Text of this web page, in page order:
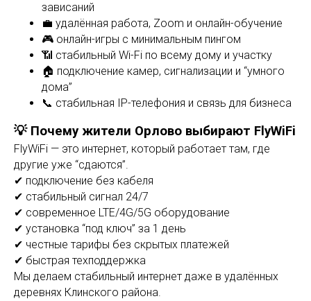
зависаний
💼 удалённая работа, Zoom и онлайн-обучение
🎮 онлайн-игры с минимальным пингом
📶 стабильный Wi-Fi по всему дому и участку
🏠 подключение камер, сигнализации и “умного
дома”
📞 стабильная IP-телефония и связь для бизнеса
💡 Почему жители Орлово выбирают FlyWiFi
FlyWiFi — это интернет, который работает там, где
другие уже “сдаются”.
✔ подключение без кабеля
✔ стабильный сигнал 24/7
✔ современное LTE/4G/5G оборудование
✔ установка “под ключ” за 1 день
✔ честные тарифы без скрытых платежей
✔ быстрая техподдержка
Мы делаем стабильный интернет даже в удалённых
деревнях Клинского района.